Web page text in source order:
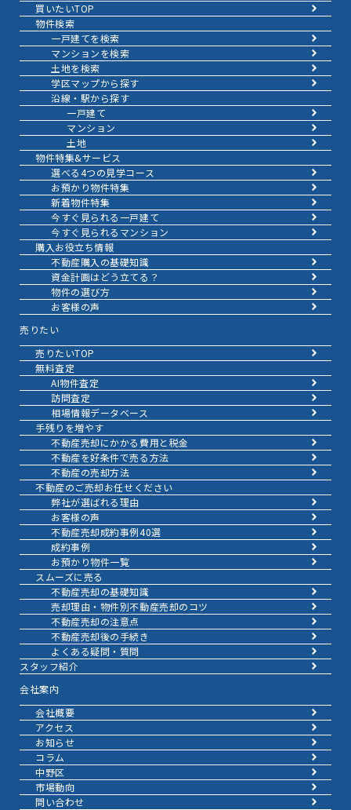
買いたいTOP
物件検索
一戸建てを検索
マンションを検索
土地を検索
学区マップから探す
沿線・駅から探す
一戸建て
マンション
土地
物件特集&サービス
選べる4つの見学コース
お預かり物件特集
新着物件特集
今すぐ見られる一戸建て
今すぐ見られるマンション
購入お役立ち情報
不動産購入の基礎知識
資金計画はどう立てる？
物件の選び方
お客様の声
売りたい
売りたいTOP
無料査定
AI物件査定
訪問査定
相場情報データベース
手残りを増やす
不動産売却にかかる費用と税金
不動産を好条件で売る方法
不動産の売却方法
不動産のご売却お任せください
弊社が選ばれる理由
お客様の声
不動産売却成約事例40選
成約事例
お預かり物件一覧
スムーズに売る
不動産売却の基礎知識
売却理由・物件別不動産売却のコツ
不動産売却の注意点
不動産売却後の手続き
よくある疑問・質問
スタッフ紹介
会社案内
会社概要
アクセス
お知らせ
コラム
中野区
市場動向
問い合わせ